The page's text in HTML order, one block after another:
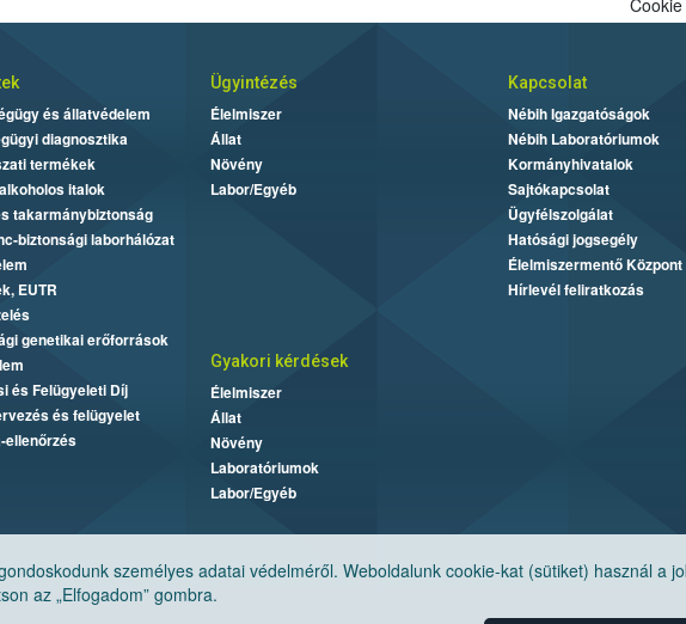
személyes adatai védelméről. Weboldalunk cookie-kat (sütiket) használ a
az „Elfogadom” gombra.
és állatvédelem
diagnosztika
termékek
italok
takarmánybiztonság
biztonsági laborhálózat
EUTR
genetikai erőforrások
és Felügyeleti Díj
és felügyelet
ellenőrzés
Ügyintézés
Élelmiszer
Állat
Növény
Labor/Egyéb
Kapcsolat
Nébih Igazgatóságok
Nébih Laboratóriumok
Kormányhivatalok
Sajtókapcsolat
Ügyfélszolgálat
Hatósági jogsegély
Élelmiszermentő Központ
Hírlevél feliratkozás
Gyakori kérdések
Élelmiszer
Állat
Növény
Laboratóriumok
Labor/Egyéb